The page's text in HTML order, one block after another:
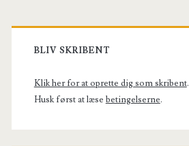
Primary
Sidebar
BLIV SKRIBENT
Klik her for at oprette dig som skribent.
Husk først at læse betingelserne.